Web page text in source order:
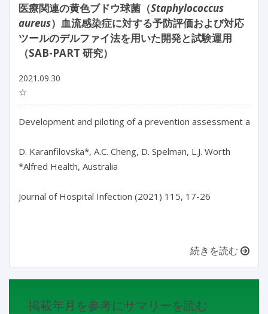
医療関連の黄色ブドウ球菌（Staphylococcus
aureus）血流感染症に対する予防評価および対応
ツールのデルファイ法を用いた開発と試験運用
（SAB-PART 研究）
2021.09.30
☆
Development and piloting of a prevention assessment
D. Karanfilovska*, A.C. Cheng, D. Spelman, L.J. Worth
*Alfred Health, Australia
Journal of Hospital Infection (2021) 115, 17-26
続きを読む
掲載年月を参考にサマリーを読む